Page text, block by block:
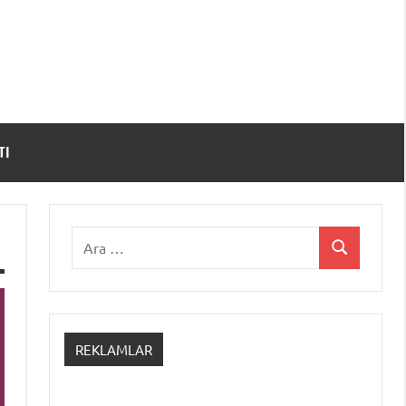
Ara
REKLAMLAR